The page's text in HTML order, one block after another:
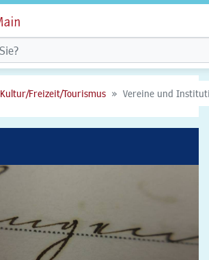
Kultur/Freizeit/Tourismus Vereine und